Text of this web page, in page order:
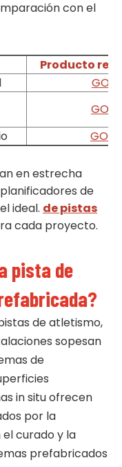
con el
Producto
en estrecha
de
ideal. de pistas
cada proyecto.
pista de
de atletismo,
sopesan
de
in situ ofrecen
por la
el curado y la
prefabricados